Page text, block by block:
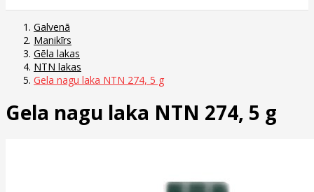
Galvenā
Manikīrs
Gēla lakas
NTN lakas
Gela nagu laka NTN 274, 5 g
Gela nagu laka NTN 274, 5 g